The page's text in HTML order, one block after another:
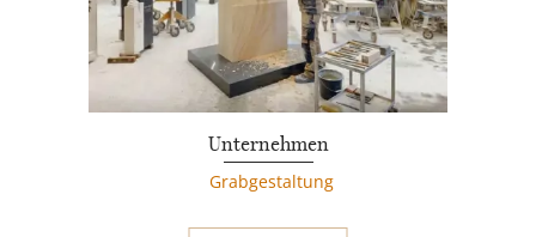
Unternehmen
Grabgestaltung